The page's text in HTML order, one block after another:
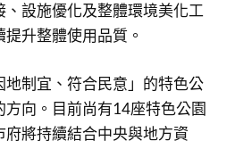
設施優化及整體環境美化工
升整體使用品質。
制宜、符合民意」的特色公
方向。目前尚有14座特色公園
將持續結合中央與地方資